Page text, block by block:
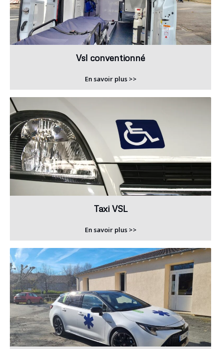
Vsl conventionné
En savoir plus >>
Taxi VSL
En savoir plus >>